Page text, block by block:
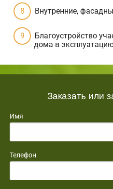
Внутренние,
Благоустройство
дома в
Заказать или
Имя
Телефон